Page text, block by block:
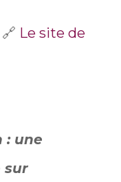
Le site de
: une
sur